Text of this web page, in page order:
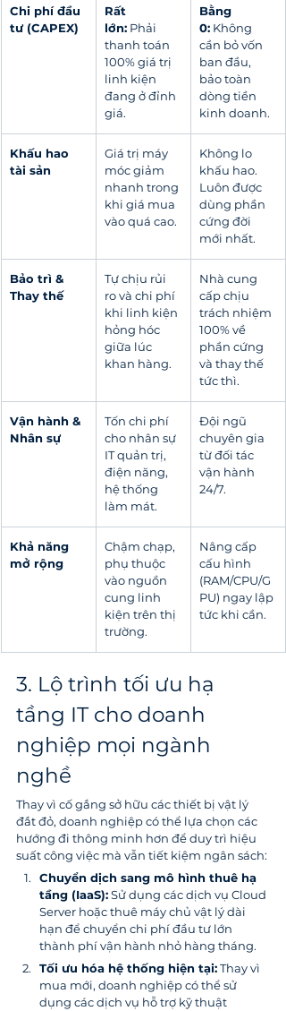
Chi phí đầu
tư (CAPEX)
Rất
lớn: Phải
thanh toán
100% giá trị
linh kiện
đang ở đỉnh
giá.
Bằng
0: Không
cần bỏ vốn
ban đầu,
bảo toàn
dòng tiền
kinh doanh.
Khấu hao
tài sản
Giá trị máy
móc giảm
nhanh trong
khi giá mua
vào quá cao.
Không lo
khấu hao.
Luôn được
dùng phần
cứng đời
mới nhất.
Bảo trì &
Thay thế
Tự chịu rủi
ro và chi phí
khi linh kiện
hỏng hóc
giữa lúc
khan hàng.
Nhà cung
cấp chịu
trách nhiệm
100% về
phần cứng
và thay thế
tức thì.
Vận hành &
Nhân sự
Tốn chi phí
cho nhân sự
IT quản trị,
điện năng,
hệ thống
làm mát.
Đội ngũ
chuyên gia
từ đối tác
vận hành
24/7.
Khả năng
mở rộng
Chậm chạp,
phụ thuộc
vào nguồn
cung linh
kiện trên thị
trường.
Nâng cấp
cấu hình
(RAM/CPU/G
PU) ngay lập
tức khi cần.
3. Lộ trình tối ưu hạ
tầng IT cho doanh
nghiệp mọi ngành
nghề
Thay vì cố gắng sở hữu các thiết bị vật lý
đắt đỏ, doanh nghiệp có thể lựa chọn các
hướng đi thông minh hơn để duy trì hiệu
suất công việc mà vẫn tiết kiệm ngân sách:
Chuyển dịch sang mô hình thuê hạ
tầng (IaaS): Sử dụng các dịch vụ Cloud
Server hoặc thuê máy chủ vật lý dài
hạn để chuyển chi phí đầu tư lớn
thành phí vận hành nhỏ hàng tháng.
Tối ưu hóa hệ thống hiện tại: Thay vì
mua mới, doanh nghiệp có thể sử
dụng các dịch vụ hỗ trợ kỹ thuật